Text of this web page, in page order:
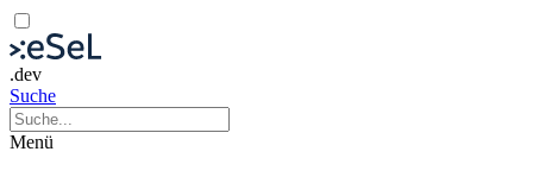
.dev
Suche
Menü